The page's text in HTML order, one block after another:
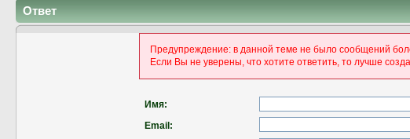
Ответ
Предупреждение: в данной теме не было сообщений
Если Вы не уверены, что хотите ответить, то лучше
Имя:
Email: